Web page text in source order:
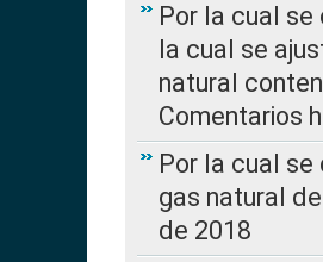
Por la cual se
la cual se
natural
Comentarios
Por la cual
gas natural
de 2018